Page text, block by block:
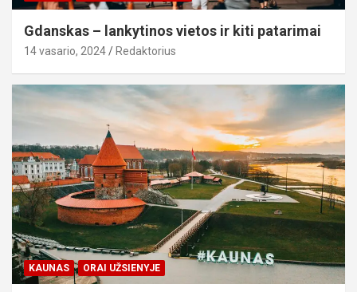
Gdanskas – lankytinos vietos ir kiti patarimai
14 vasario, 2024 Redaktorius
KAUNAS ORAI UŽSIENYJE